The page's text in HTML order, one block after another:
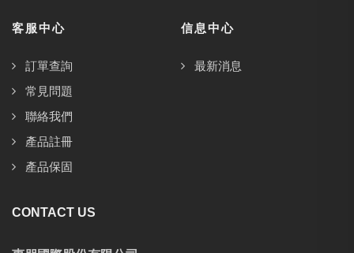
客服中心
訂單查詢
常見問題
聯絡我們
產品註冊
產品保固
信息中心
最新消息
CONTACT US